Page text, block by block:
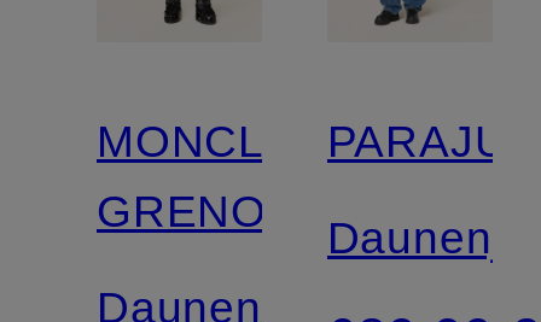
MONCLER
GRENOBLE
Daunen-